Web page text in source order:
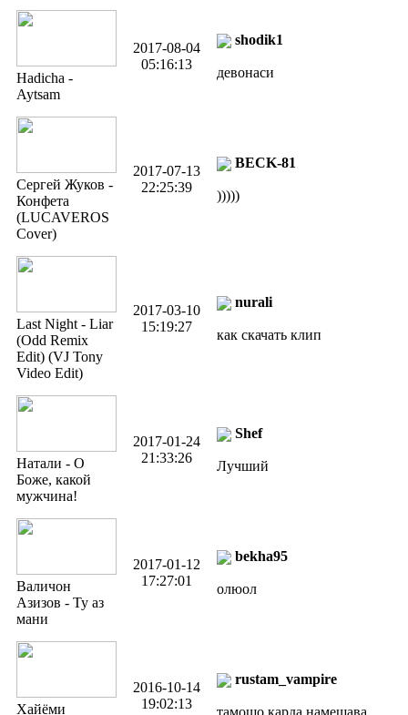
Hadicha -
Aytsam
2017-08-04
05:16:13
shodik1
девонаси
Сергей Жуков -
Конфета
(LUCAVEROS
Cover)
2017-07-13
22:25:39
BECK-81
)))))
Last Night - Liar
(Odd Remix
Edit) (VJ Tony
Video Edit)
2017-03-10
15:19:27
nurali
как скачать клип
Натали - О
Боже, какой
мужчина!
2017-01-24
21:33:26
Shef
Лучший
Валичон
Азизов - Ту аз
мани
2017-01-12
17:27:01
bekha95
олюол
Хайёми
2016-10-14
19:02:13
rustam_vampire